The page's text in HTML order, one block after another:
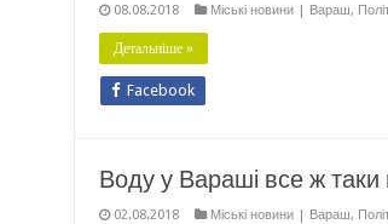
08.08.2018 Міські новини | Вараш,
Детальніше »
Facebook
Воду у Вараші все ж
02.08.2018 Міські новини | Вараш,